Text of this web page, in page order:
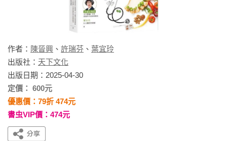
作者： 陳晉興 、 許瑞芬 、 葉宜玲
出版社： 天下文化
出版日期：2025-04-30
定價： 600元
優惠價：79折 474元
書虫VIP價：474元